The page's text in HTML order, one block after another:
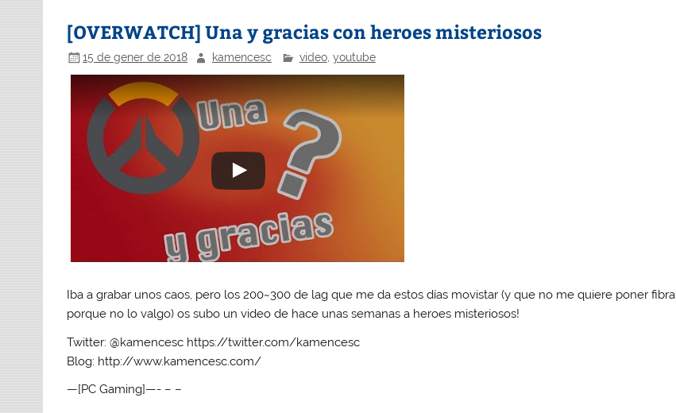
[OVERWATCH] Una y gracias con heroes misteriosos
15 de gener de 2018 kamencesc video, youtube
Iba a grabar unos caos, pero los 200~300 de lag que me da estos días movistar (y que no me quiere poner fibra
porque no lo valgo) os subo un video de hace unas semanas a heroes misteriosos!
Twitter: @kamencesc https://twitter.com/kamencesc
Blog: http://www.kamencesc.com/
—[PC Gaming]—- – –